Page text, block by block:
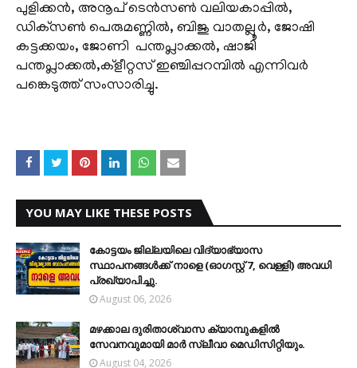
പുളിക്കന്‍, അനൂപ് ടെന്‍സണ്‍ വലിയകാപ്പില്‍,
ഡിക്‌സണ്‍ പെരുമണ്ണില്‍, ബിജു വാതല്ലൂര്‍, ജോഷി
കട്ടക്കയം, ജോണി പന്തപ്ലാക്കല്‍, ഷാജി
പന്തപ്ലാക്കല്‍,ക്ളീറ്റസ് ഇഞ്ചിപ്പറമ്പില്‍ എന്നിവര്‍
പങ്കെടുത്ത് സംസാരിച്ചു.
YOU MAY LIKE THESE POSTS
കോട്ടയം ജില്ലയിലെ വിദ്യാഭ്യാസ
സ്ഥാപനങ്ങള്‍ക്ക് നാളെ (ഓഗസ്റ്റ് 7, വെള്ളി) അവധി
പ്രഖ്യാപിച്ചു.
August 06, 2026
മഴക്കാല ദുരിതാശ്വാസ ക്യാമ്പുകളിൽ
സേവനവുമായി മാർ സ്ലീവാ മെഡിസിറ്റിയും.
August 04, 2026